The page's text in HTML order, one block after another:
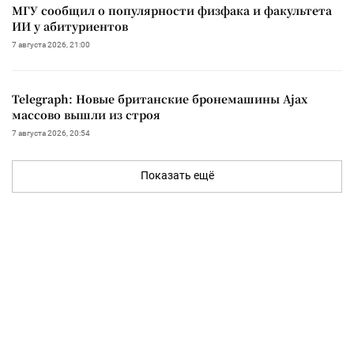
МГУ сообщил о популярности физфака и факультета
ИИ у абитуриентов
7 августа 2026, 21:00
Telegraph: Новые британские бронемашины Ajax
массово вышли из строя
7 августа 2026, 20:54
Показать ещё